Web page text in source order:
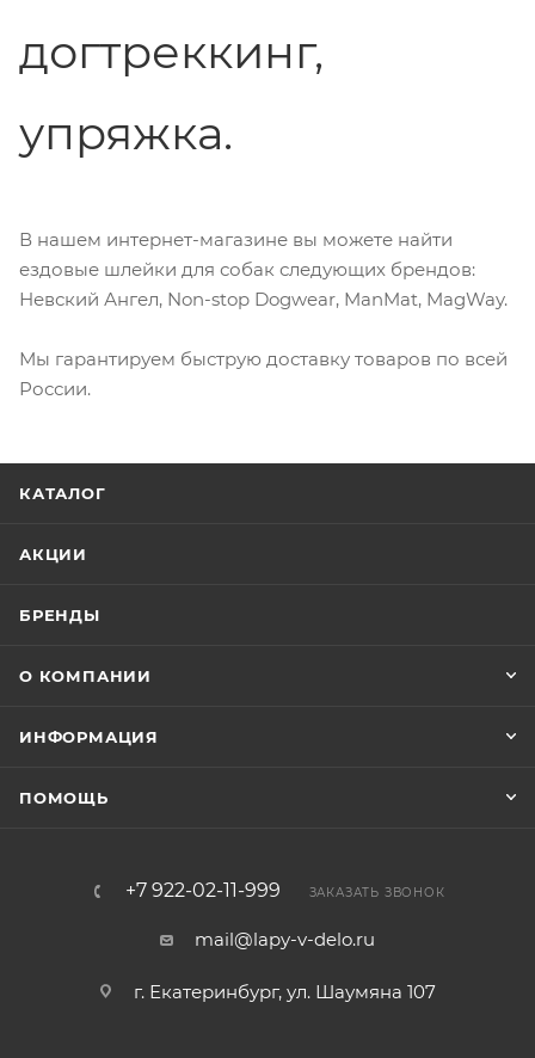
догтреккинг,
упряжка.
В нашем интернет-магазине вы можете найти
ездовые шлейки для собак следующих брендов:
Невский Ангел, Non-stop Dogwear, ManMat, MagWay.
Мы гарантируем быструю доставку товаров по всей
России.
КАТАЛОГ
АКЦИИ
БРЕНДЫ
О КОМПАНИИ
ИНФОРМАЦИЯ
ПОМОЩЬ
+7 922-02-11-999 ЗАКАЗАТЬ ЗВОНОК
mail@lapy-v-delo.ru
г. Екатеринбург, ул. Шаумяна 107